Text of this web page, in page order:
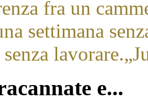
fra un
settimana
lavorare.„
e...